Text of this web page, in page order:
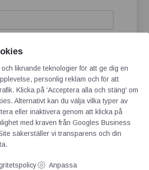
webbläsare till nästa gång
liknande teknologier för att ge dig en
personlig reklam och för att
Klicka på 'Acceptera alla och stäng' om
Alternativt kan du välja vilka typer av
eller inaktivera genom att klicka på
med kraven från Googles Business
säkerställer vi transparens och din
Anpassa